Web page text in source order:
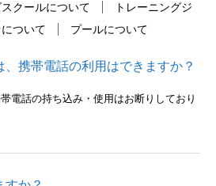
クールについて
トレーニングジ
ついて プールについて
、携帯電話の利用はできますか？
電話の持ち込み・使用はお断りしており